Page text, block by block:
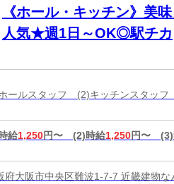
《ホール・キッチン》美
人気★週1日～OK◎駅チカ
ールスタッフ (2)キッチンスタッ
給1,250円〜 (2)時給1,250円〜
府大阪市中央区難波1-7-7 近畿建物な